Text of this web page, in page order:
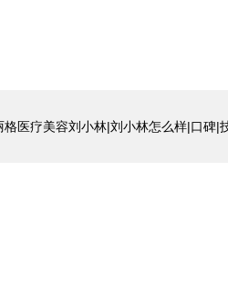
格医疗美容刘小林|刘小林怎么样|口碑|